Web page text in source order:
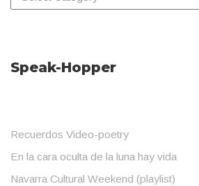
Speak-Hopper
Recuerdos Video-poetry
En la cara oculta de la luna hay vida
Navarra Cultural Weekend (playlist)